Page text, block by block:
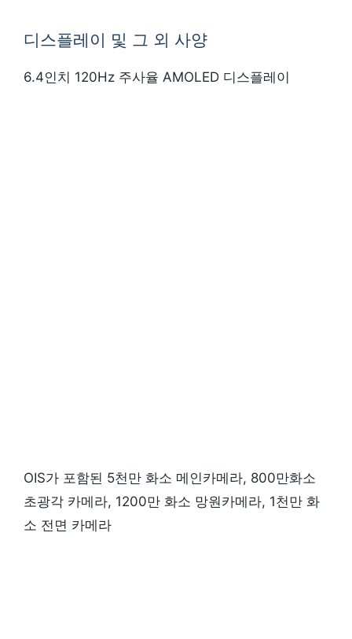
디스플레이 및 그 외 사양
6.4인치 120Hz 주사율 AMOLED 디스플레이
OIS가 포함된 5천만 화소 메인카메라, 800만화소
초광각 카메라, 1200만 화소 망원카메라, 1천만 화
소 전면 카메라